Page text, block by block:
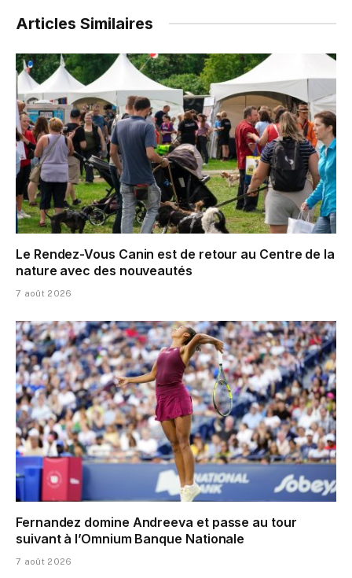
Articles Similaires
Le Rendez-Vous Canin est de retour au Centre de la
nature avec des nouveautés
7 août 2026
Fernandez domine Andreeva et passe au tour
suivant à l’Omnium Banque Nationale
7 août 2026